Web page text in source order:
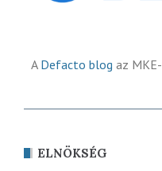
A Defacto blog az
ELNÖKSÉG